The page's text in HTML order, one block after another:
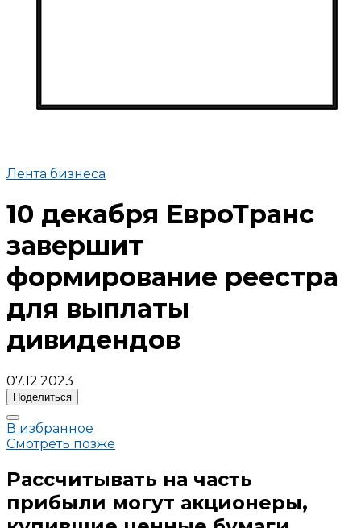
Лента бизнеса
10 декабря ЕвроТранс
завершит
формирование реестра
для выплаты
дивидендов
07.12.2023
Поделиться
В избранное
Смотреть позже
Рассчитывать на часть
прибыли могут акционеры,